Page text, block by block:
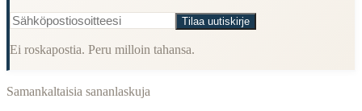
Tilaa uutiskirje
Ei roskapostia. Peru milloin tahansa.
Samankaltaisia sananlaskuja